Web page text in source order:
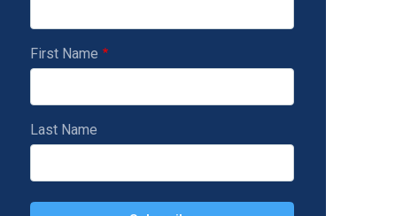
First Name
Last Name